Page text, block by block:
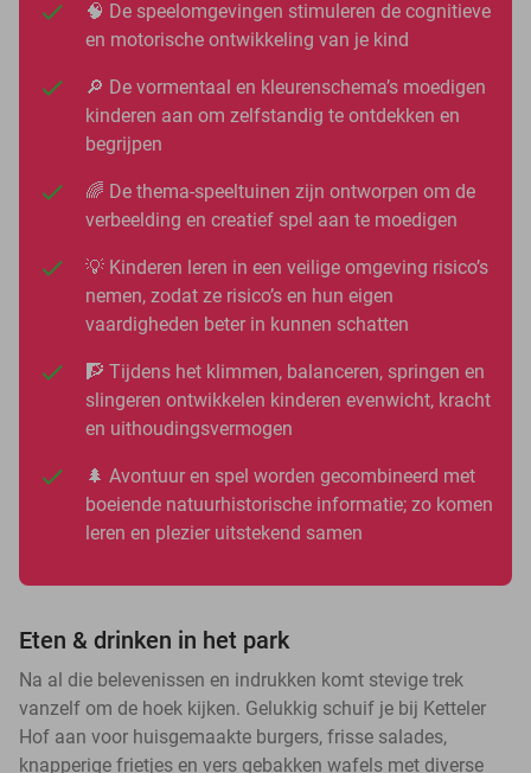
🧠 De speelomgevingen stimuleren de cognitieve
en motorische ontwikkeling van je kind
🔎 De vormentaal en kleurenschema’s moedigen
kinderen aan om zelfstandig te ontdekken en
begrijpen
🌈 De thema-speeltuinen zijn ontworpen om de
verbeelding en creatief spel aan te moedigen
💡 Kinderen leren in een veilige omgeving risico’s
nemen, zodat ze risico’s en hun eigen
vaardigheden beter in kunnen schatten
🧗 Tijdens het klimmen, balanceren, springen en
slingeren ontwikkelen kinderen evenwicht, kracht
en uithoudingsvermogen
🌲 Avontuur en spel worden gecombineerd met
boeiende natuurhistorische informatie; zo komen
leren en plezier uitstekend samen
Eten & drinken in het park
Na al die belevenissen en indrukken komt stevige trek
vanzelf om de hoek kijken. Gelukkig schuif je bij Ketteler
Hof aan voor huisgemaakte burgers, frisse salades,
knapperige frietjes en vers gebakken wafels met diverse